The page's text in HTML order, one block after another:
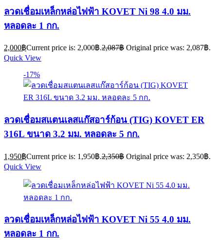
ลวดเชื่อมเหล็กหล่อไฟฟ้า KOVET Ni 98 4.0 มม.
หลอดละ 1 กก.
2,000฿Current price is: 2,000฿.2,087฿ Original price was: 2,087฿.
Quick View
-17%
ลวดเชื่อมสแตนเลสแก๊สอาร์ก้อน (TIG) KOVET ER
316L ขนาด 3.2 มม. หลอดละ 5 กก.
1,950฿Current price is: 1,950฿.2,350฿ Original price was: 2,350฿.
Quick View
ลวดเชื่อมเหล็กหล่อไฟฟ้า KOVET Ni 55 4.0 มม.
หลอดละ 1 กก.